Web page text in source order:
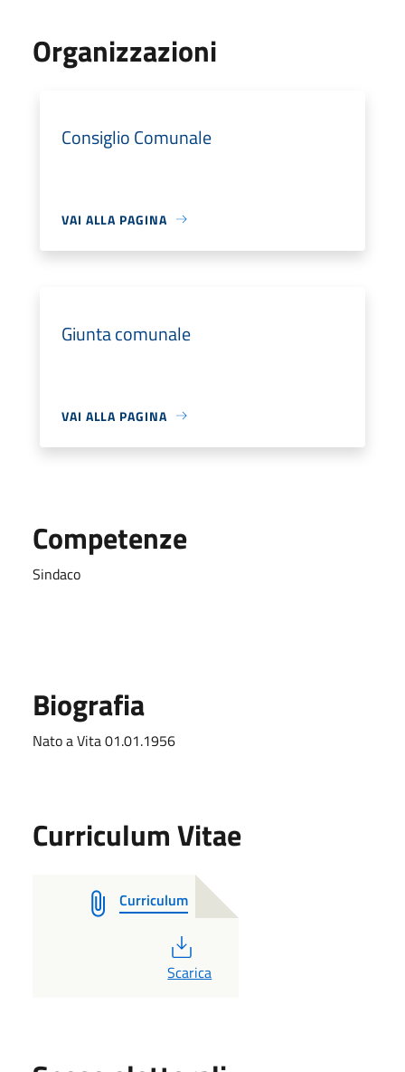
Organizzazioni
Consiglio Comunale
VAI ALLA PAGINA
Giunta comunale
VAI ALLA PAGINA
Competenze
Sindaco
Biografia
Nato a Vita 01.01.1956
Curriculum Vitae
Curriculum
PDF
Scarica